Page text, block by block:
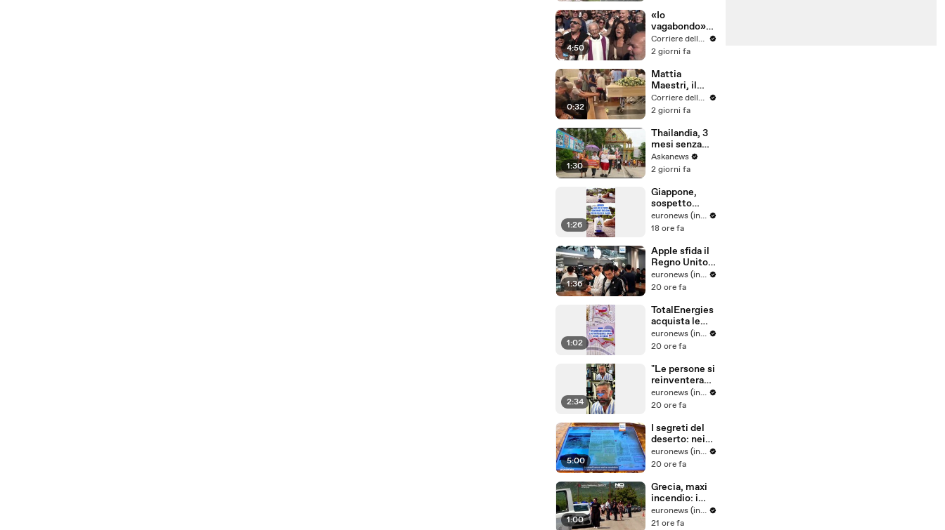
muro d'acqua:
il video del
nubifragio
4:50
«Io
vagabondo»
risuona per
don Mazzi: il
ragazzi in
piazza
Sant'Ambrogi
o
Corriere della Sera
2 giorni fa
0:32
Mattia
Maestri, il
funerale a
Coredo: il
radunato in
chiesa, il
silenzio della
famiglia, gli
abbracci
Corriere della Sera
2 giorni fa
1:30
Thailandia, 3
mesi senza
alcol: in un
tempio un
cambia la vita
Askanews
2 giorni fa
1:26
Giappone,
sospetto
colpo di
calore uccide
zoo Tama di
Tokyo
euronews (in Italiano)
18 ore fa
1:36
Apple sfida il
Regno Unito
sui dati
criptati: è
legale sulla
privacy
euronews (in Italiano)
20 ore fa
1:02
TotalEnergies
acquista le
attività
eoliche e
in Europa
euronews (in Italiano)
20 ore fa
2:34
"Le persone si
reinventerann
o": il sarto
portoghese
tradizione
degli abiti su
misura
euronews (in Italiano)
20 ore fa
5:00
I segreti del
deserto: nei
paesaggi
antichi e nelle
dell'Uzbekista
n
euronews (in Italiano)
20 ore fa
1:00
Grecia, maxi
incendio: i
vigili del
fuoco
euronews (in Italiano)
21 ore fa